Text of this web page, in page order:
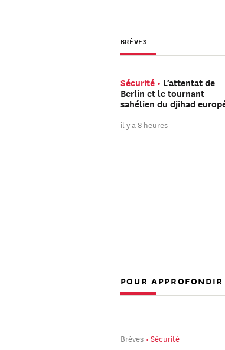
BRÈVES
Sécurité
L’attentat de
Berlin et le tournant
sahélien du djihad
il y a 8 heures
POUR APPROFONDIR
Brèves Sécurité